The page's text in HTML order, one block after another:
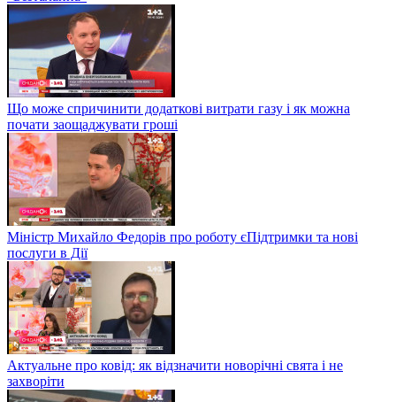
Що може спричинити додаткові витрати газу і як можна
почати заощаджувати гроші
Міністр Михайло Федорів про роботу єПідтримки та нові
послуги в Дії
Актуальне про ковід: як відзначити новорічні свята і не
захворіти